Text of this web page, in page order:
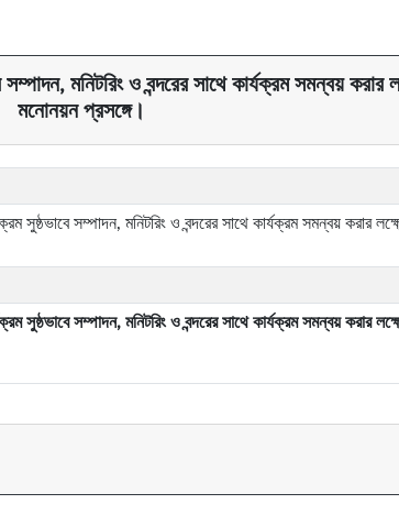
মনিটরিং ও বন্দরের সাথে কার্যক্রম সমন্বয় করার
মনোনয়ন প্রসঙ্গে।
সুষ্ঠভাবে সম্পাদন, মনিটরিং ও বন্দরের সাথে কার্যক্রম সমন্বয় করার
সুষ্ঠভাবে সম্পাদন, মনিটরিং ও বন্দরের সাথে কার্যক্রম সমন্বয় করার